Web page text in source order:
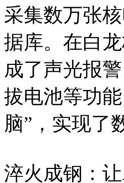
采集数万张
据库。在白
成了声光报
拔电池等功
脑”，实现了
淬火成钢：